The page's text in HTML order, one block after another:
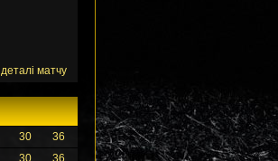
деталі матчу
30
36
30 36